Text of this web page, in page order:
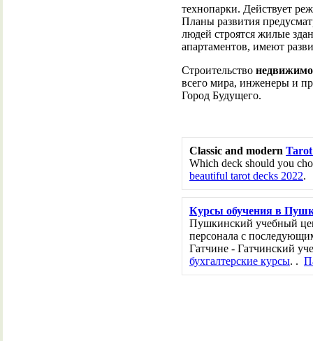
технопарки. Действует
Планы развития
людей строятся жилые
апартаментов, имеют
Строительство
всего мира, инженеры и
Город Будущего.
Classic and modern
Which deck should you
beautiful tarot decks 2022.
Курсы обучения в
Пушкинский учебный
персонала с
Гатчине - Гатчинский
бухгалтерские курсы. .